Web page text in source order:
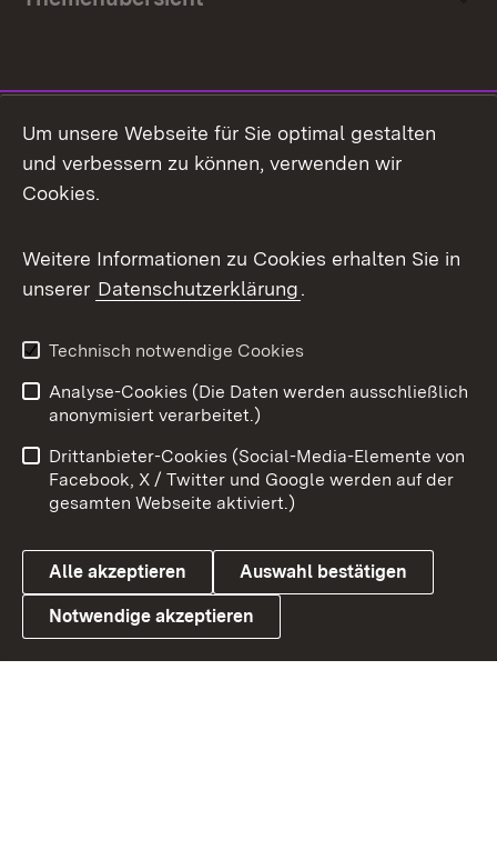
Facebook
X / Twitter
Youtube
Link zum Landesportal
Impressum
Kontakt
Barrierefreiheit
Datenschutz
Cookies
Um unsere Webseite für Sie optimal gestalten
und verbessern zu können, verwenden wir
Cookies.
Weitere Informationen zu Cookies erhalten Sie in
unserer Datenschutzerklärung.
Technisch notwendige Cookies
Analyse-Cookies (Die Daten werden ausschließlich
anonymisiert verarbeitet.)
Drittanbieter-Cookies (Social-Media-Elemente von
Facebook, X / Twitter und Google werden auf der
gesamten Webseite aktiviert.)
Alle akzeptieren Auswahl bestätigen
Notwendige akzeptieren